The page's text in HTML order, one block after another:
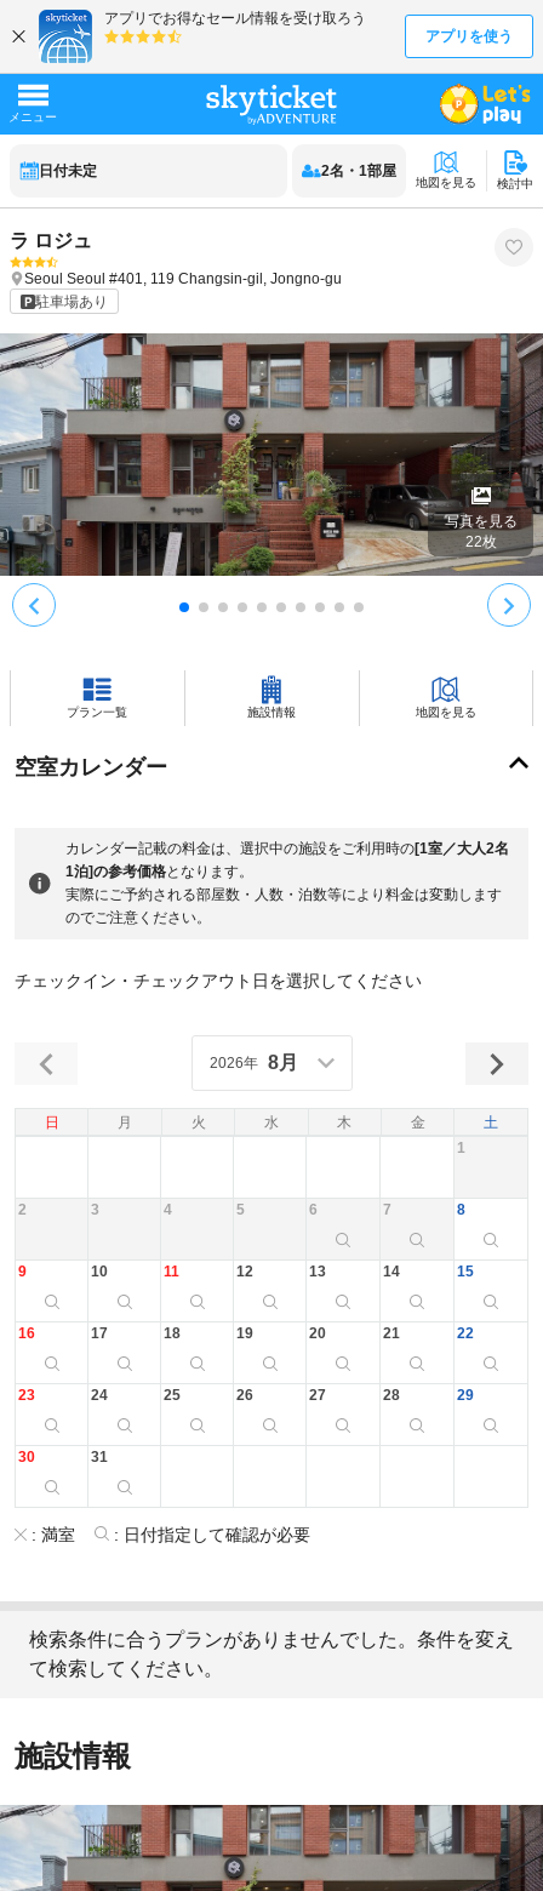
日付未定 2名 ・ 1部屋
地図を見る 検討中
ラ ロジュ
Seoul Seoul #401, 119 Changsin-gil, Jongno-gu
駐車場あり
写真を見る
22枚
プラン一覧 施設情報 地図を見る
空室カレンダー
カレンダー記載の料金は、選択中の施設をご利用時の[1室／大人2名
1泊]の参考価格となります。
実際にご予約される部屋数・人数・泊数等により料金は変動します
のでご注意ください。
チェックイン・チェックアウト日を選択してください
日 月 火 水 木 金 土
2026年 8月
1
2 3 4 5 6 7 8
9 10 11 12 13 14 15
16 17 18 19 20 21 22
23 24 25 26 27 28 29
30 31
: 満室 : 日付指定して確認が必要
検索条件に合うプランがありませんでした。条件を変え
て検索してください。
施設情報